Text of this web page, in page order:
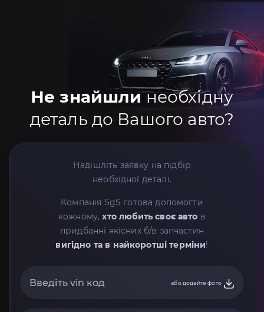
Не знайшлинеобхідну
деталь до Вашого авто?
Надішліть заявку на підбір
необхідної деталі.
Компанія SgS готова допомогти
кожному,хто любить своє авто в
придбанні якісних б/в запчастин
вигідно та в найкоротші терміни!
або додайте фото